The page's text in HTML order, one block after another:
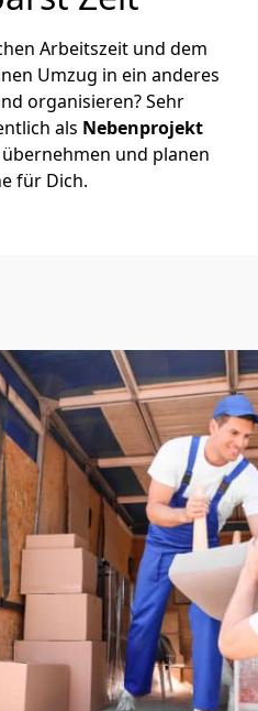
Arbeitszeit und dem
Umzug in ein anderes
organisieren? Sehr
als Nebenprojekt
und planen
für Dich.